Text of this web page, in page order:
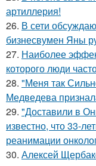
артиллерия!
26. В сети
бизнесвумен Яны
27. Наиболее
которого люди
28. "Меня так
Медведева
29. "Доставили в
известно, что 33-
реанимации
30. Алексей